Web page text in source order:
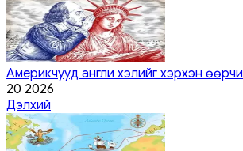
Америкчууд англи хэлийг хэрхэн
20 2026
Дэлхий